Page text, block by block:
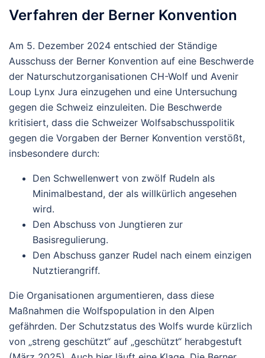
Verfahren der Berner Konvention
Am 5. Dezember 2024 entschied der Ständige
Ausschuss der Berner Konvention auf eine Beschwerde
der Naturschutzorganisationen CH-Wolf und Avenir
Loup Lynx Jura einzugehen und eine Untersuchung
gegen die Schweiz einzuleiten. Die Beschwerde
kritisiert, dass die Schweizer Wolfsabschusspolitik
gegen die Vorgaben der Berner Konvention verstößt,
insbesondere durch:
Den Schwellenwert von zwölf Rudeln als
Minimalbestand, der als willkürlich angesehen
wird.
Den Abschuss von Jungtieren zur
Basisregulierung.
Den Abschuss ganzer Rudel nach einem einzigen
Nutztierangriff.
Die Organisationen argumentieren, dass diese
Maßnahmen die Wolfspopulation in den Alpen
gefährden. Der Schutzstatus des Wolfs wurde kürzlich
von „streng geschützt“ auf „geschützt“ herabgestuft